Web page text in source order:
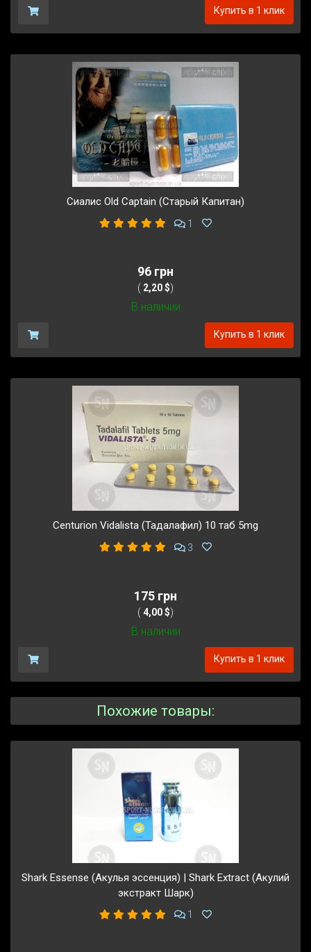
Купить в 1 клик
Сиалис Old Captain (Старый Капитан)
1
96 грн
( 2,20 $)
В наличии
Купить в 1 клик
Centurion Vidalista (Тадалафил) 10 таб 5mg
3
175 грн
(4,00 $)
В наличии
Купить в 1 клик
Похожие товары:
Shark Essense (Акулья эссенция) | Shark Extract (Акулий
экстракт Шарк)
1